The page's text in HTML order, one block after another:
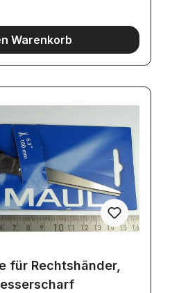
Warenkorb
für Rechtshänder,